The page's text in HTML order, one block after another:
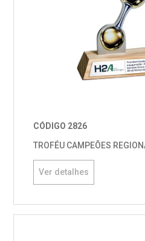
CÓDIGO 2826
TROFÉU CAMPEÕES
Ver detalhes